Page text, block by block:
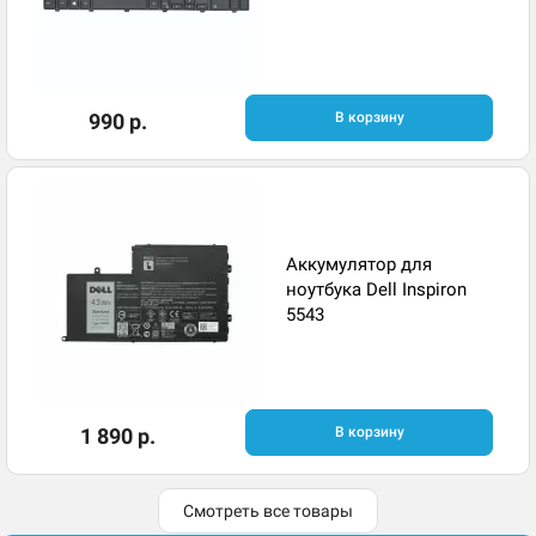
990 р. В корзину
Аккумулятор для
ноутбука Dell Inspiron
5543
1 890 р. В корзину
Смотреть все товары